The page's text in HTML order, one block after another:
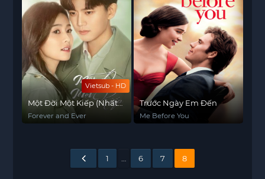
Vietsub - HD
Một Đời Một Kiếp (Nhất
Sinh Nhất Thế)
Forever and Ever
Trước Ngày Em Đến
Me Before You
1 6 7 8